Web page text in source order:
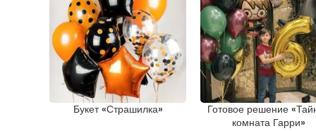
Букет «Страшилка»
Готовое решение
комната Гарри»